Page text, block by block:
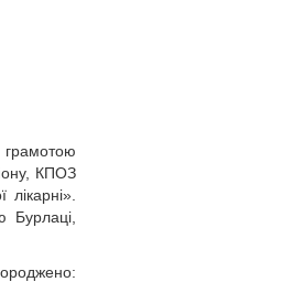
КПОЗ